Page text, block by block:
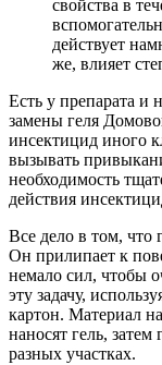
свойства в
действует
же, влияет
Есть у препарата и
замены геля
инсектицид иного
вызывать
необходимость
действия
Все дело в том, что
Он прилипает к
немало сил, чтобы
эту задачу,
картон. Материал
наносят гель,
разных участках.